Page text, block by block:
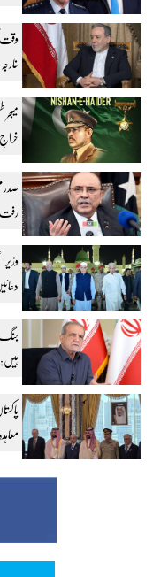
وقت
خارجہ
صدر
رفت